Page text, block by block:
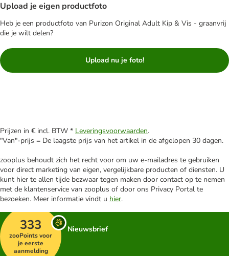
Upload je eigen productfoto
Heb je een productfoto van Purizon Original Adult Kip & Vis - graanvrij
die je wilt delen?
Upload nu je foto!
Prijzen in € incl. BTW * Leveringsvoorwaarden.
"Van"-prijs = De laagste prijs van het artikel in de afgelopen 30 dagen.
zooplus behoudt zich het recht voor om uw e-mailadres te gebruiken
voor direct marketing van eigen, vergelijkbare producten of diensten. U
kunt hier te allen tijde bezwaar tegen maken door contact op te nemen
met de klantenservice van zooplus of door ons Privacy Portal te
bezoeken. Meer informatie vindt u hier.
333
zooPoints voor
je eerste
aanmelding
Nieuwsbrief